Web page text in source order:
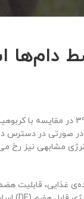
دام‌ها
در صورتی در
غذایی، قابلیت